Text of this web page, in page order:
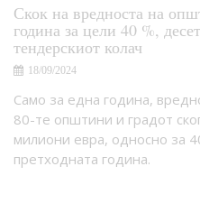
Скок на вредноста на
година за цели 40 %,
тендерскиот колач
18/09/2024
Само за една година,
80-те општини и градот
милиони евра, односно за
претходната година.